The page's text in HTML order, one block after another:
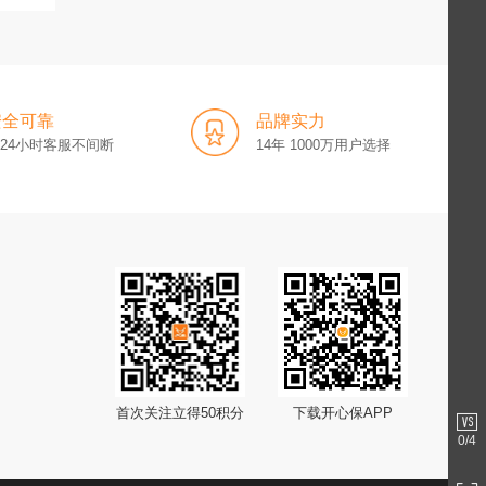
可靠
小时客服不间断
品牌实力
14年 1000万用户选择
首次关注立得50积分 下载开心保APP
0/4